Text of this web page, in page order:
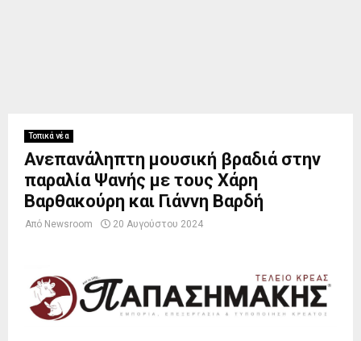
Τοπικά νέα
Ανεπανάληπτη μουσική βραδιά στην
παραλία Ψανής με τους Χάρη
Βαρθακούρη και Γιάννη Βαρδή
Από Newsroom 20 Αυγούστου 2024